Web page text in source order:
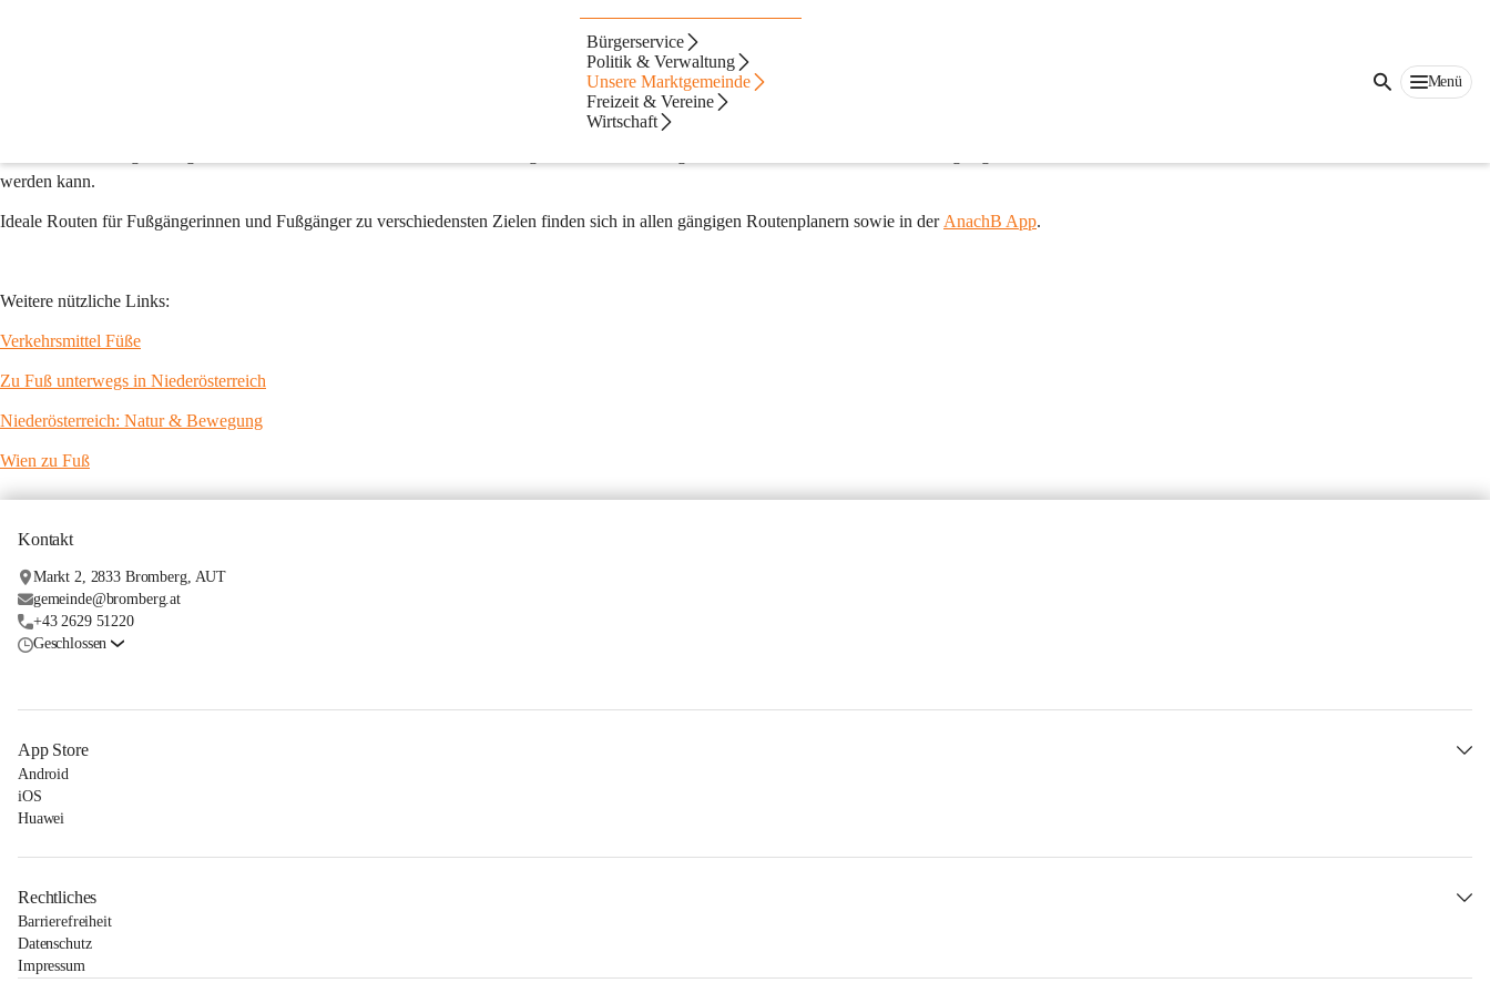
Bürgerservice
Politik & Verwaltung
Unsere Marktgemeinde
Freizeit & Vereine
Wirtschaft
Menü
Fit bleiben und das Klima schonen geht einfach – durch zu Fuß gehen. Studien zufolge sind fast 50 Prozent der Autofahrten kürzer als fünf
Kilometer, jede zehnte Autofahrt sogar kürzer als ein Kilometer. Übrigens: Die Füße sind im Vergleich aller Verkehrsmittel mit 73% das am häufigsten
werden kann.
Ideale Routen für Fußgängerinnen und Fußgänger zu verschiedensten Zielen finden sich in allen gängigen Routenplanern sowie in der AnachB App.
Weitere nützliche Links:
Verkehrsmittel Füße
Zu Fuß unterwegs in Niederösterreich
Niederösterreich: Natur & Bewegung
Wien zu Fuß
Kontakt
Markt 2, 2833 Bromberg, AUT
gemeinde@bromberg.at
+43 2629 51220
Geschlossen
App Store
Android
iOS
Huawei
Rechtliches
Barrierefreiheit
Datenschutz
Impressum